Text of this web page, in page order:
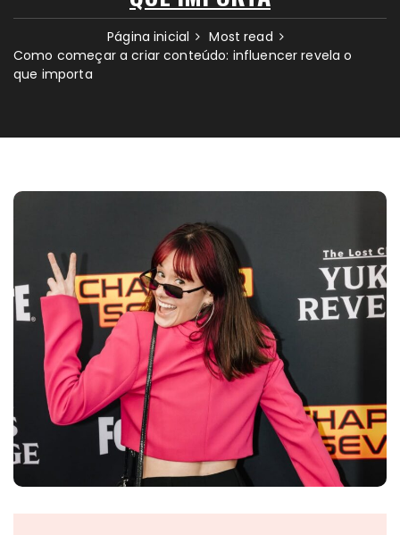
Página inicial
Most read
Como começar a criar conteúdo: influencer revela o
que importa